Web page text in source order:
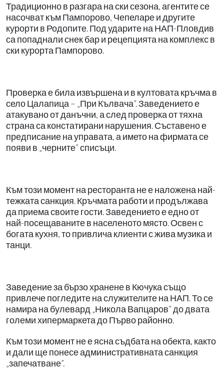
Традиционно в разгара на ски сезона, агентите се
насочват към Пампорово, Чепеларе и другите
курорти в Родопите. Под ударите на НАП-Пловдив
са попаднали снек бар и рецепцията на комплекс в
ски курорта Пампорово.
Проверка е била извършена и в култовата кръчма в
село Цалапица – „При Кълвача”. Заведението е
атакувано от данъчни, а след проверка от тяхна
страна са констатирани нарушения. Съставено е
предписание на управата, а името на фирмата се
появи в „черните” списъци.
Към този момент на ресторанта не е наложена най-
тежката санкция. Кръчмата работи и продължава
да приема своите гости. Заведението е едно от
най-посещаваните в населеното място. Освен с
богата кухня, то привлича клиенти с жива музика и
танци.
Заведение за бързо хранене в Кючука също
привлече погледите на служителите на НАП. То се
намира на булевард „Никола Вапцаров” до двата
големи хипермаркета до Първо районно.
Към този момент не е ясна съдбата на обекта, както
и дали ще понесе административната санкция
„запечатване”.